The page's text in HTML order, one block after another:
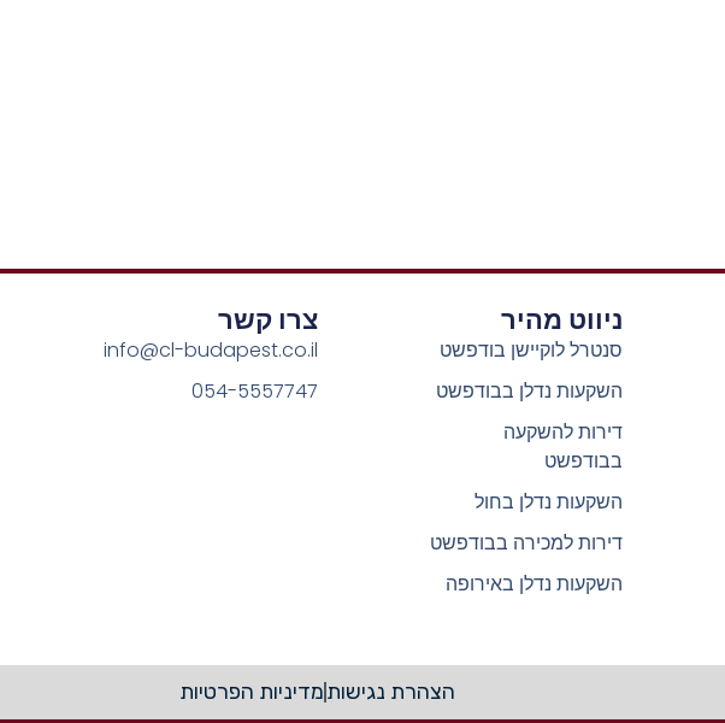
ניווט מהיר
סנטרל לוקיישן בודפשט
השקעות נדלן בבודפשט
דירות להשקעה
בבודפשט
השקעות נדלן בחול
דירות למכירה בבודפשט
השקעות נדלן באירופה
צרו קשר
info@cl-budapest.co.il
054-5557747
הצהרת נגישותמדיניות הפרטיות